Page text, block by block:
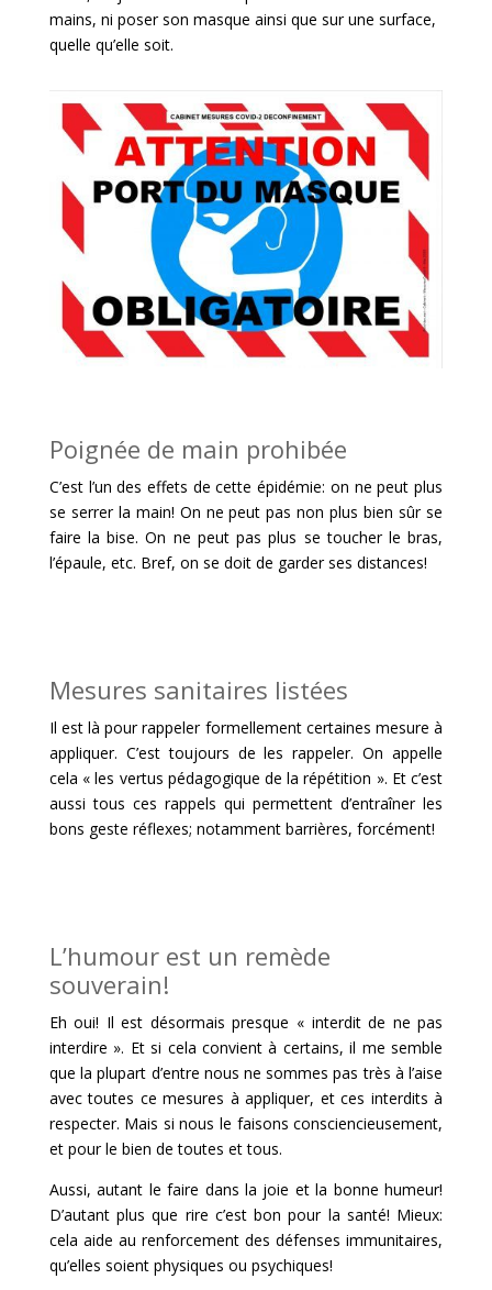
mains, ni poser son masque ainsi que sur une surface,
quelle qu’elle soit.
Poignée de main prohibée
C’est l’un des effets de cette épidémie: on ne peut plus
se serrer la main! On ne peut pas non plus bien sûr se
faire la bise. On ne peut pas plus se toucher le bras,
l’épaule, etc. Bref, on se doit de garder ses distances!
Mesures sanitaires listées
Il est là pour rappeler formellement certaines mesure à
appliquer. C’est toujours de les rappeler. On appelle
cela « les vertus pédagogique de la répétition ». Et c’est
aussi tous ces rappels qui permettent d’entraîner les
bons geste réflexes; notamment barrières, forcément!
L’humour est un remède
souverain!
Eh oui! Il est désormais presque « interdit de ne pas
interdire ». Et si cela convient à certains, il me semble
que la plupart d’entre nous ne sommes pas très à l’aise
avec toutes ce mesures à appliquer, et ces interdits à
respecter. Mais si nous le faisons consciencieusement,
et pour le bien de toutes et tous.
Aussi, autant le faire dans la joie et la bonne humeur!
D’autant plus que rire c’est bon pour la santé! Mieux:
cela aide au renforcement des défenses immunitaires,
qu’elles soient physiques ou psychiques!